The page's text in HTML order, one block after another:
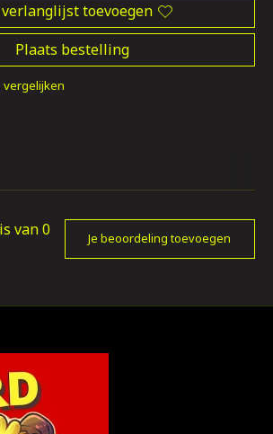
toevoegen
Plaats bestelling
vergelijken
van0
Je beoordeling toevoegen